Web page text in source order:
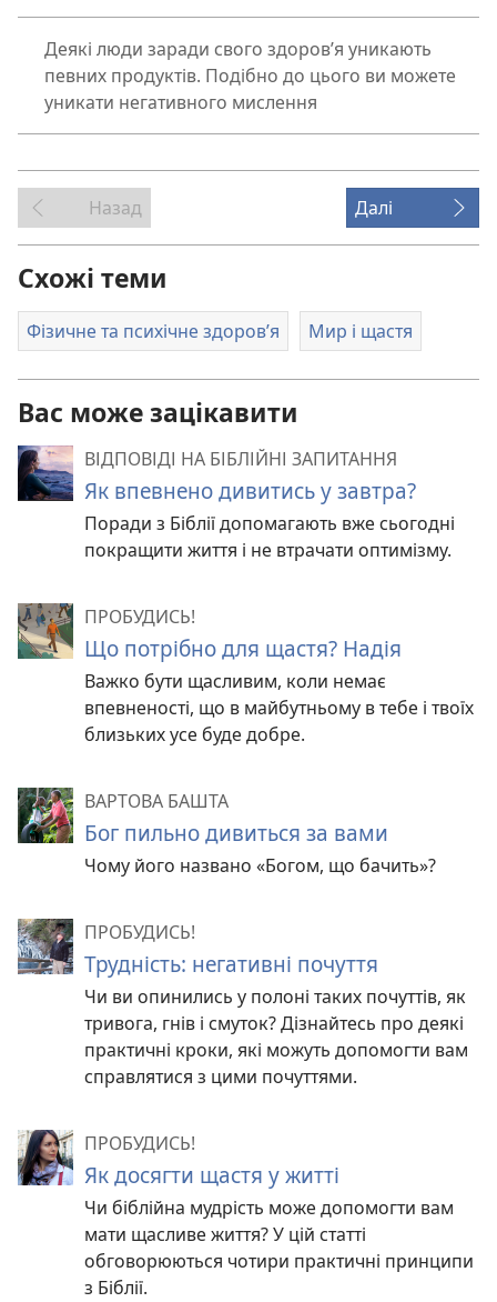
Деякі люди заради свого здоров’я уникають
певних продуктів. Подібно до цього ви можете
уникати негативного мислення
Назад Далі
Схожі теми
Фізичне та психічне здоров’я Мир і щастя
Вас може зацікавити
ВІДПОВІДІ НА БІБЛІЙНІ ЗАПИТАННЯ
Як впевнено дивитись у завтра?
Поради з Біблії допомагають вже сьогодні
покращити життя і не втрачати оптимізму.
ПРОБУДИСЬ!
Що потрібно для щастя? Надія
Важко бути щасливим, коли немає
впевненості, що в майбутньому в тебе і твоїх
близьких усе буде добре.
ВАРТОВА БАШТА
Бог пильно дивиться за вами
Чому його названо «Богом, що бачить»?
ПРОБУДИСЬ!
Трудність: негативні почуття
Чи ви опинились у полоні таких почуттів, як
тривога, гнів і смуток? Дізнайтесь про деякі
практичні кроки, які можуть допомогти вам
справлятися з цими почуттями.
ПРОБУДИСЬ!
Як досягти щастя у житті
Чи біблійна мудрість може допомогти вам
мати щасливе життя? У цій статті
обговорюються чотири практичні принципи
з Біблії.